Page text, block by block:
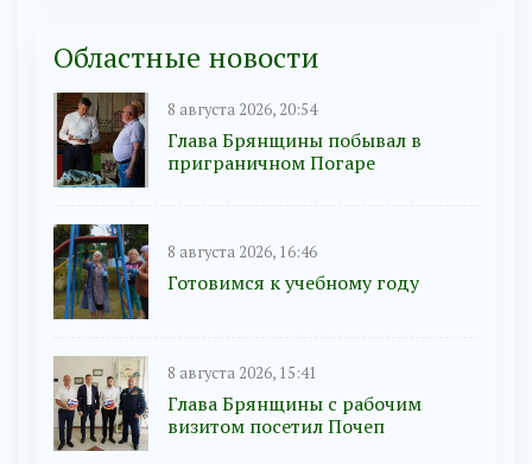
Областные новости
8 августа 2026, 20:54
Глава Брянщины побывал в
приграничном Погаре
8 августа 2026, 16:46
Готовимся к учебному году
8 августа 2026, 15:41
Глава Брянщины с рабочим
визитом посетил Почеп